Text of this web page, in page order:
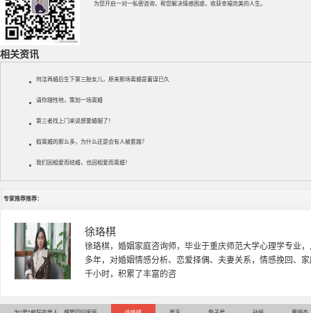
为您开启一对一私密咨询，帮您解决情感困惑，收获幸福完美的人生。
相关资讯
何洁再婚后生下第三胎女儿，原来那场离婚是蓄谋已久
请你理性地，策划一场离婚
第三者找上门来说想要婚姻了！
假离婚的那么多，为什么还是会有人被套路？
我们因相爱而结婚，也因相爱而离婚！
专家推荐推荐：
徐珞棋
徐珞棋，婚姻家庭咨询师，毕业于重庆师范大学心理学专业
多年，对婚姻情感分析、恋爱择偶、夫妻关系，情感挽回、
千小时，积累了丰富的咨